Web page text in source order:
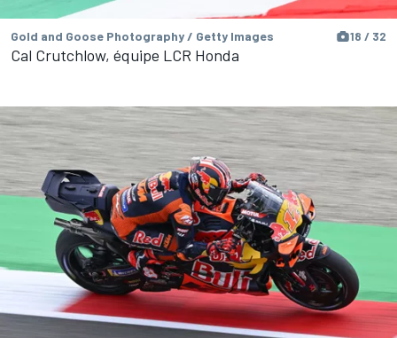
Gold and Goose Photography / Getty Images 18 / 32
Cal Crutchlow, équipe LCR Honda